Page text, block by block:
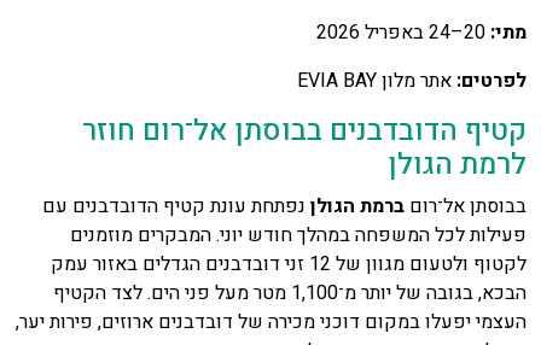
מתי:
לפרטים: אתר מלון EVIA BAY
קטיף הדובדבנים בבוסתן אל־רום חוזר
לרמת הגולן
בבוסתן אל־רום ברמת הגולן נפתחת עונת קטיף הדובדבנים עם
פעילות לכל המשפחה במהלך חודש יוני. המבקרים מוזמנים
לקטוף ולטעום מגוון של 12 זני דובדבנים הגדלים באזור עמק
הבכא, בגובה של יותר מ־1,100 מטר מעל פני הים. לצד הקטיף
העצמי יפעלו במקום דוכני מכירה של דובדבנים ארוזים, פירות יער,